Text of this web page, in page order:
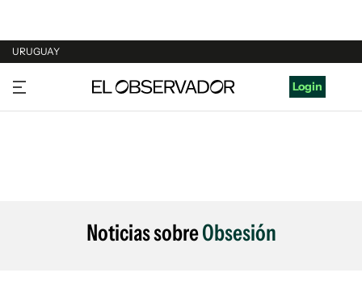
URUGUAY
URUGUAY
ARGENTINA
Login
Noticias sobreObsesión